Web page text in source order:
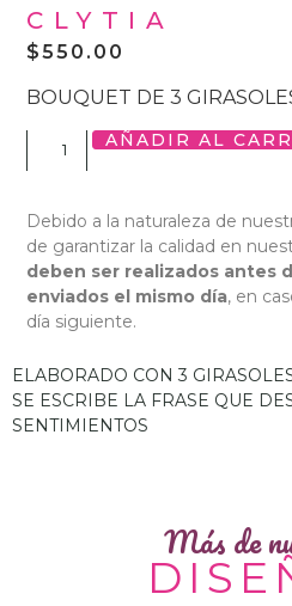
CLYTIA
$550.00
BOUQUET DE 3
AÑADIR AL
Debido a la naturaleza de
de garantizar la calidad en
deben ser realizados antes
enviados el mismo día, en
día siguiente.
ELABORADO CON 3
SE ESCRIBE LA FRASE QUE
SENTIMIENTOS
Más de